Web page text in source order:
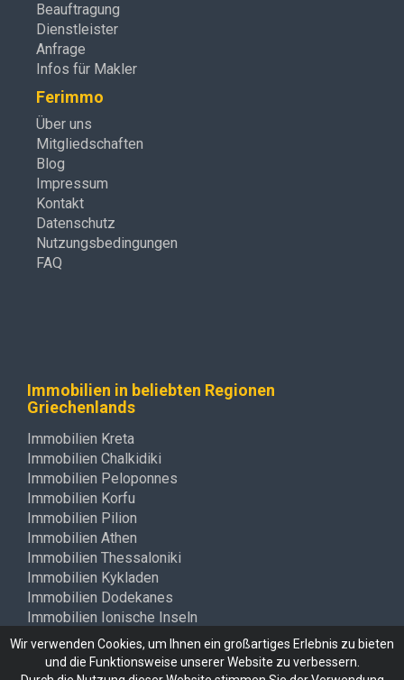
Beauftragung
Dienstleister
Anfrage
Infos für Makler
Ferimmo
Über uns
Mitgliedschaften
Blog
Impressum
Kontakt
Datenschutz
Nutzungsbedingungen
FAQ
Immobilien in beliebten Regionen
Griechenlands
Immobilien Kreta
Immobilien Chalkidiki
Immobilien Peloponnes
Immobilien Korfu
Immobilien Pilion
Immobilien Athen
Immobilien Thessaloniki
Immobilien Kykladen
Immobilien Dodekanes
Immobilien Ionische Inseln
Wir verwenden Cookies, um Ihnen ein großartiges Erlebnis zu bieten
und die Funktionsweise unserer Website zu verbessern.